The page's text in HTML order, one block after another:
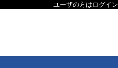
ユーザの方はログイ